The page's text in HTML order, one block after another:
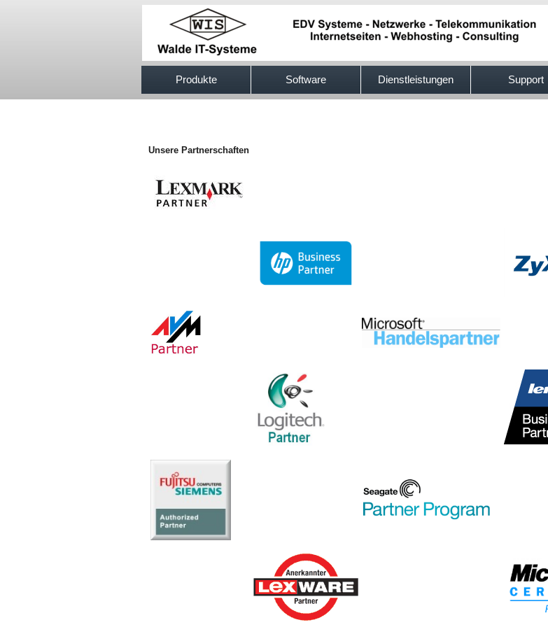
Produkte Software Dienstleistungen Support
Unsere Partnerschaften